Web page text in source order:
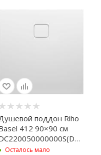
поддон Riho
412 90×90 см
Осталось мало